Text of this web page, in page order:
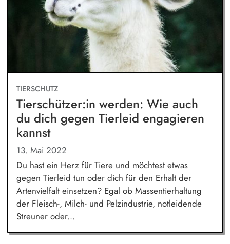
TIERSCHUTZ
Tierschützer:in werden: Wie auch
du dich gegen Tierleid engagieren
kannst
13. Mai 2022
Du hast ein Herz für Tiere und möchtest etwas
gegen Tierleid tun oder dich für den Erhalt der
Artenvielfalt einsetzen? Egal ob Massentierhaltung
der Fleisch-, Milch- und Pelzindustrie, notleidende
Streuner oder...